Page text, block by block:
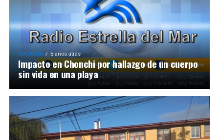
CHONCHI 5 años atrás
Impacto en Chonchi por hallazgo de un cuerpo
sin vida en una playa